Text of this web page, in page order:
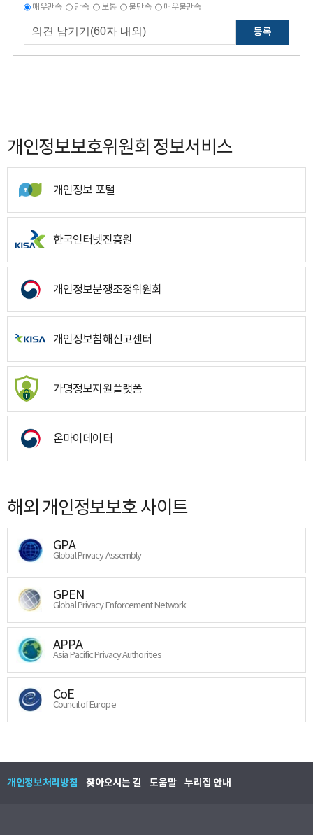
매우만족 만족 보통 불만족 매우불만족
등록
개인정보보호위원회 정보서비스
개인정보 포털
한국인터넷진흥원
개인정보분쟁조정위원회
개인정보침해신고센터
가명정보지원플랫폼
온마이데이터
해외 개인정보보호 사이트
GPA
Global Privacy Assembly
GPEN
Global Privacy Enforcement Network
APPA
Asia Pacific Privacy Authorities
CoE
Council of Europe
개인정보처리방침 찾아오시는 길 도움말 누리집 안내